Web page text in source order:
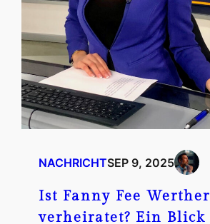
NACHRICHTSEP 9, 2025
Ist Fanny Fee Werther
verheiratet? Ein Blick